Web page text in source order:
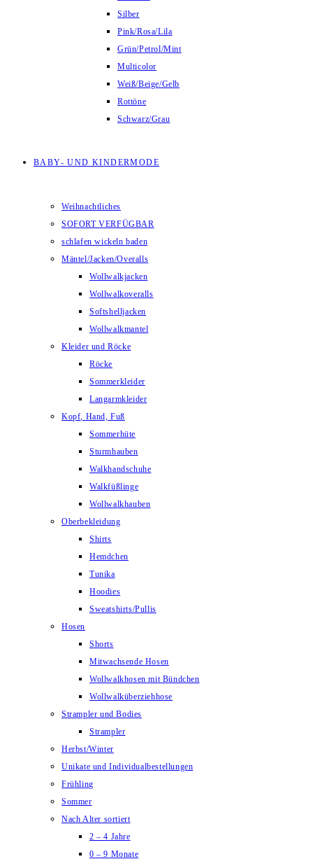
Silber
Pink/Rosa/Lila
Grün/Petrol/Mint
Multicolor
Weiß/Beige/Gelb
Rottöne
Schwarz/Grau
BABY- UND KINDERMODE
Weihnachtliches
SOFORT VERFÜGBAR
schlafen wickeln baden
Mäntel/Jacken/Overalls
Wollwalkjacken
Wollwalkoveralls
Softshelljacken
Wollwalkmantel
Kleider und Röcke
Röcke
Sommerkleider
Langarmkleider
Kopf, Hand, Fuß
Sommerhüte
Sturmhauben
Walkhandschuhe
Walkfüßlinge
Wollwalkhauben
Oberbekleidung
Shirts
Hemdchen
Tunika
Hoodies
Sweatshirts/Pullis
Hosen
Shorts
Mitwachsende Hosen
Wollwalkhosen mit Bündchen
Wollwalküberziehhose
Strampler und Bodies
Strampler
Herbst/Winter
Unikate und Individualbestellungen
Frühling
Sommer
Nach Alter sortiert
2 – 4 Jahre
0 – 9 Monate